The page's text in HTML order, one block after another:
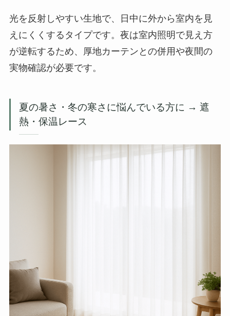
光を反射しやすい生地で、日中に外から室内を見
えにくくするタイプです。夜は室内照明で見え方
が逆転するため、厚地カーテンとの併用や夜間の
実物確認が必要です。
夏の暑さ・冬の寒さに悩んでいる方に → 遮
熱・保温レース